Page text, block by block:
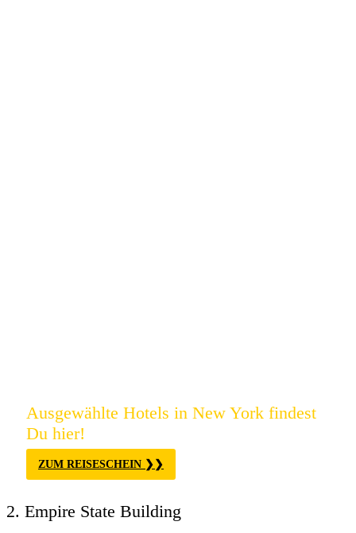
Ausgewählte Hotels in New York findest
Du hier!
ZUM REISESCHEIN
2. Empire State Building